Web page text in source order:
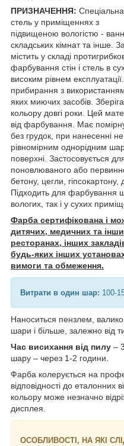
ПРИЗНАЧЕННЯ:
стель у приміщеннях з
підвищеною вологістю -
складських кімнат та інше.
містить у складі
фарбування стін і стель в
високим рівнем
прибирання з
яких миючих засобів.
кольору довгі роки. Цей
від фарбування. Має
без грудок, при нанесенні
рівномірним однорідним
поверхні. Застосовується
поновлюваного або
бетону, цегли,
Підходить для фарбування
вологих, так і у сухих
Фарба сертифікована і
дитячих, медичних та
ресторанах, інших
будь-яких інших
вимоги та обмеження.
Витрати в один шар: 100-
Наноситься пензлем,
шари і більше, залежно від
Час висихання від пилу –
шару – через 1-2 години.
Фарба колерується на
відповідності до еталонних
кольору може незначно
дисплея.
ОСОБЛИВОСТІ, НА ЯКІ